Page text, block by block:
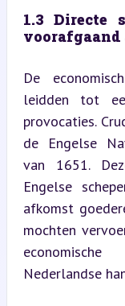
1.3 Directe
voorafgaand
De
leidden tot
provocaties.
de Engelse
van 1651.
Engelse
afkomst
mochten
Nederlandse